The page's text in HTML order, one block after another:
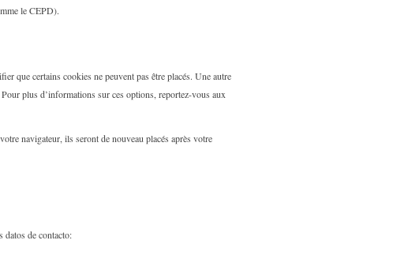
le CEPD).
que certains cookies ne peuvent pas être placés. Une autre
plus d’informations sur ces options, reportez-vous aux
navigateur, ils seront de nouveau placés après votre
datos de contacto: